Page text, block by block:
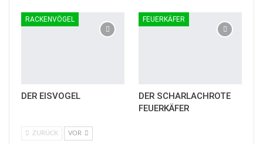
RACKENVÖGEL
DER EISVOGEL
FEUERKÄFER
DER SCHARLACHROTE
FEUERKÄFER
ZURÜCK VOR